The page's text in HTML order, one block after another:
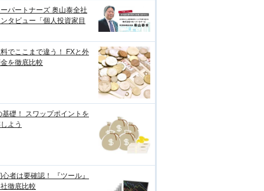
パートナーズ 奥山泰全社
タビュー「個人投資家目
でここまで違う！ FXと外
を徹底比較
基礎！ スワップポイントを
よう
心者は要確認！ 『ツール』
徹底比較